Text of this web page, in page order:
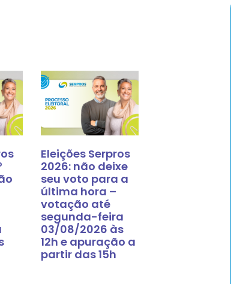
Eleições Serpros
2026: não deixe
seu voto para a
última hora –
votação até
segunda-feira
03/08/2026 às
12h e apuração a
partir das 15h